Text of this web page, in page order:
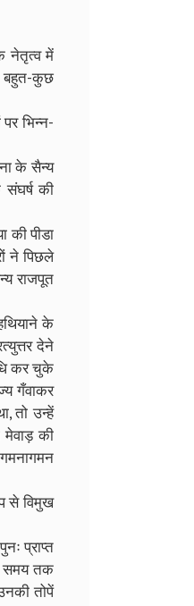
नेतृत्व में
बहुत-कुछ
भिन्न-
के सैन्य
की
की पीडा
ने पिछले
राजपूत
के
देने
कर चुके
गँवाकर
तो उन्हें
की
से विमुख
प्राप्त
समय तक
तोपें